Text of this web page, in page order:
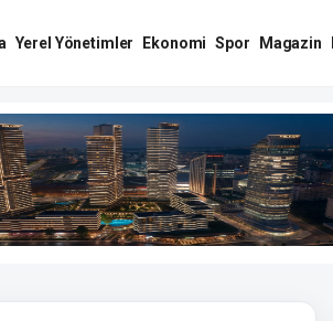
Yerel Yönetimler Ekonomi Spor Magazin